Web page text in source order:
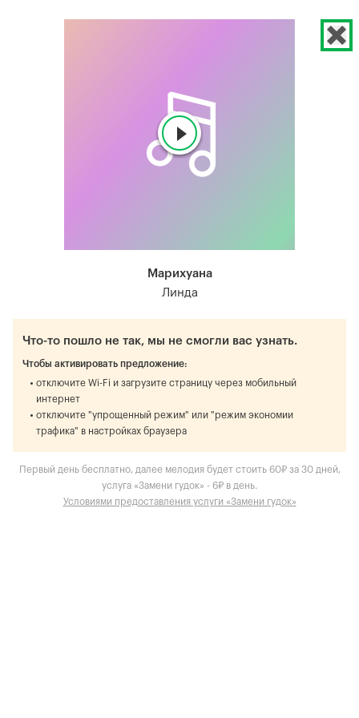
Марихуана
Линда
Что-то пошло не так, мы не смогли вас узнать.
Чтобы активировать предложение:
отключите Wi-Fi и загрузите страницу через мобильный
интернет
отключите "упрощенный режим" или "режим экономии
трафика" в настройках браузера
Первый день бесплатно, далее мелодия будет стоить 60₽ за 30 дней,
услуга «Замени гудок» - 6₽ в день.
Условиями предоставления услуги «Замени гудок»